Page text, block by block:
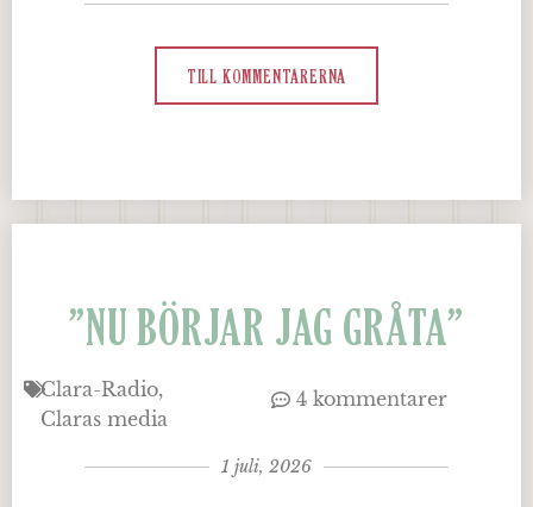
TILL KOMMENTARERNA
”NU BÖRJAR JAG GRÅTA”
Clara-Radio
Claras media
4 kommentarer
1 juli, 2026